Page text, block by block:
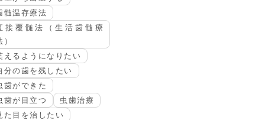
髄温存療法
接覆髄法（生活歯髄療
）
えるようになりたい
分の歯を残したい
歯ができた
歯が目立つ
虫歯治療
た目を治したい